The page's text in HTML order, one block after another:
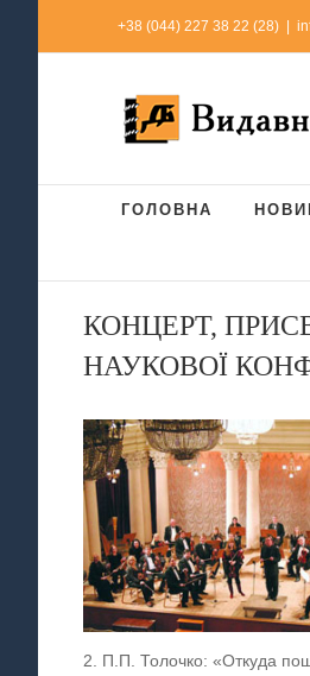
+38 (044) 227 38 22 (28)
ГОЛОВНА
КОНЦЕРТ,
НАУКОВОЇ
2. П.П. Толочко: «Откуда